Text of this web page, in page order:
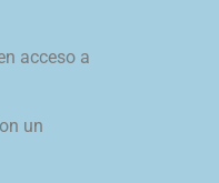
acceso a
un